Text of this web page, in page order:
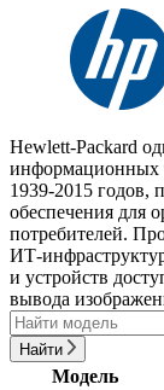
Hewlett-Packard
информационных
1939-2015 годов,
обеспечения для
потребителей.
ИТ-
и устройств
вывода
Найти
Модель